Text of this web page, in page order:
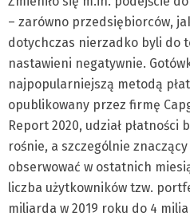
– zarówno przedsiębiorców,
dotychczas nierzadko byli do
nastawieni negatywnie.
najpopularniejszą metodą
opublikowany przez firmę
Report 2020, udział płatności
rośnie, a szczególnie
obserwować w ostatnich
liczba użytkowników tzw.
miliarda w 2019 roku do 4